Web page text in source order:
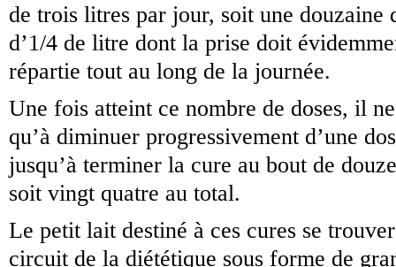
de trois litres par jour, soit une douzaine
d’1/4 de litre dont la prise doit
répartie tout au long de la journée.
Une fois atteint ce nombre de doses, il
qu’à diminuer progressivement d’une
jusqu’à terminer la cure au bout de
soit vingt quatre au total.
Le petit lait destiné à ces cures se
circuit de la diététique sous forme de